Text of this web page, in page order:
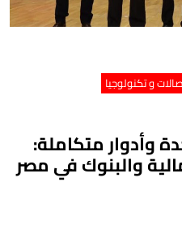
و تكنولوجيا
وأدوار متكاملة:
والبنوك في مصر